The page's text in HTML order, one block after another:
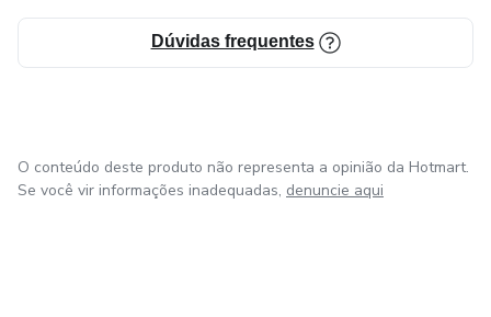
#Tecnologia
#Industria40
#TecnologiaIndustrial
Dúvidas frequentes
O conteúdo deste produto não representa a opinião da Hotmart.
Se você vir informações inadequadas, denuncie aqui